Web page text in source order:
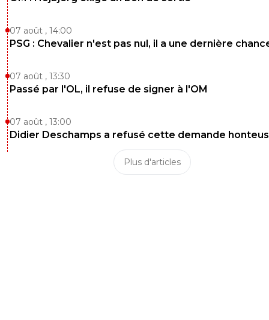
07 août , 14:00
PSG : Chevalier n'est pas nul, il a une dernière
07 août , 13:30
Passé par l'OL, il refuse de signer à l'OM
07 août , 13:00
Didier Deschamps a refusé cette demande
Plus d'articles